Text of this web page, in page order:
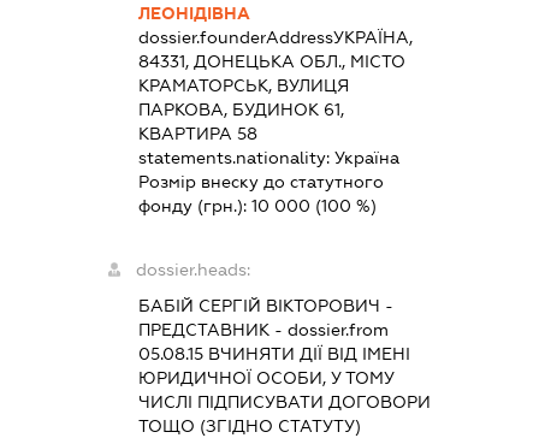
ЛЕОНІДІВНА
dossier.founderAddressУКРАЇНА,
84331, ДОНЕЦЬКА ОБЛ., МІСТО
КРАМАТОРСЬК, ВУЛИЦЯ
ПАРКОВА, БУДИНОК 61,
КВАРТИРА 58
statements.nationality: Україна
Розмір внеску до статутного
фонду (грн.): 10 000 (100 %)
dossier.heads:
БАБІЙ СЕРГІЙ ВІКТОРОВИЧ -
ПРЕДСТАВНИК - dossier.from
05.08.15ВЧИНЯТИ ДІЇ ВІД ІМЕНІ
ЮРИДИЧНОЇ ОСОБИ, У ТОМУ
ЧИСЛІ ПІДПИСУВАТИ ДОГОВОРИ
ТОЩО (ЗГІДНО СТАТУТУ)